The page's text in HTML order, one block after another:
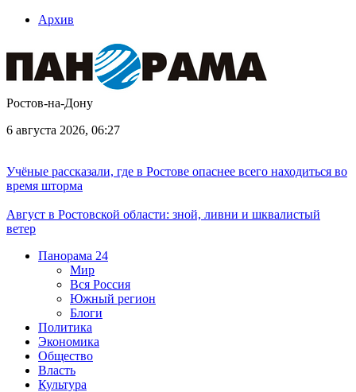
Архив
Ростов-на-Дону
6 августа 2026, 06:27
Учёные рассказали, где в Ростове опаснее всего находиться во
время шторма
Август в Ростовской области: зной, ливни и шквалистый
ветер
Панорама 24
Мир
Вся Россия
Южный регион
Блоги
Политика
Экономика
Общество
Власть
Культура